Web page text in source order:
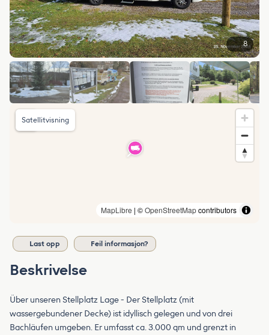
8
MapLibre | ©OpenStreetMapcontributors
Satellitvisning
Last opp Feil informasjon?
Beskrivelse
Über unseren Stellplatz Lage - Der Stellplatz (mit
wassergebundener Decke) ist idyllisch gelegen und von drei
Bachläufen umgeben. Er umfasst ca. 3.000 qm und grenzt in